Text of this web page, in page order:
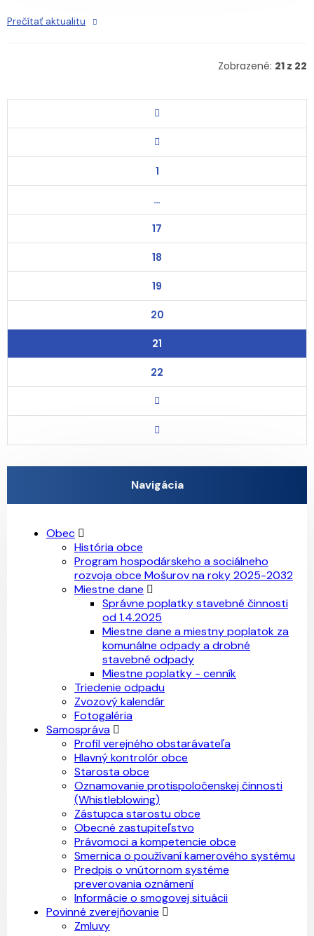
Prečítať aktualitu
Zobrazené: 21 z 22
1
…
17
18
19
20
21
22
Navigácia
Obec
História obce
Program hospodárskeho a sociálneho
rozvoja obce Mošurov na roky 2025-2032
Miestne dane
Správne poplatky stavebné činnosti
od 1.4.2025
Miestne dane a miestny poplatok za
komunálne odpady a drobné
stavebné odpady
Miestne poplatky - cenník
Triedenie odpadu
Zvozový kalendár
Fotogaléria
Samospráva
Profil verejného obstarávateľa
Hlavný kontrolór obce
Starosta obce
Oznamovanie protispoločenskej činnosti
(Whistleblowing)
Zástupca starostu obce
Obecné zastupiteľstvo
Právomoci a kompetencie obce
Smernica o používaní kamerového systému
Predpis o vnútornom systéme
preverovania oznámení
Informácie o smogovej situácii
Povinné zverejňovanie
Zmluvy